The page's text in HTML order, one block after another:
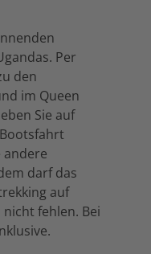
Per
den
im Queen
Sie auf
andere
darf das
auf
fehlen. Bei